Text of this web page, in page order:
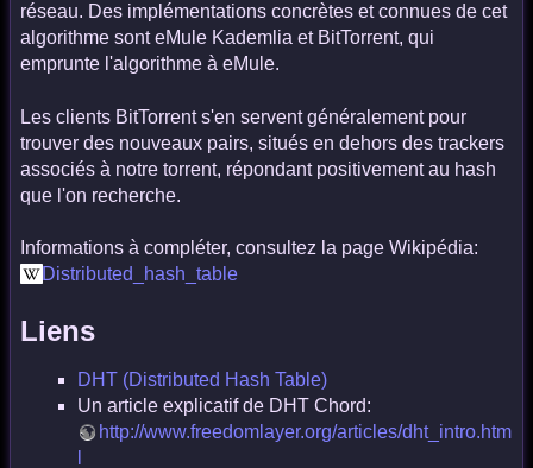
réseau. Des implémentations concrètes et connues de cet
algorithme sont eMule Kademlia et BitTorrent, qui
emprunte l'algorithme à eMule.
Les clients BitTorrent s'en servent généralement pour
trouver des nouveaux pairs, situés en dehors des trackers
associés à notre torrent, répondant positivement au hash
que l'on recherche.
Informations à compléter, consultez la page Wikipédia:
Distributed_hash_table
Liens
DHT (Distributed Hash Table)
Un article explicatif de DHT Chord:
http://www.freedomlayer.org/articles/dht_intro.htm